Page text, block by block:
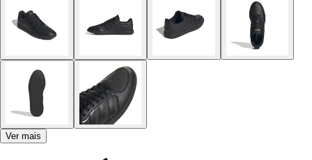
Ver mais